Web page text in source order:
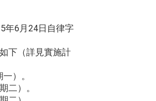
年6月24日自律字
下（詳見實施計
）。
二）。